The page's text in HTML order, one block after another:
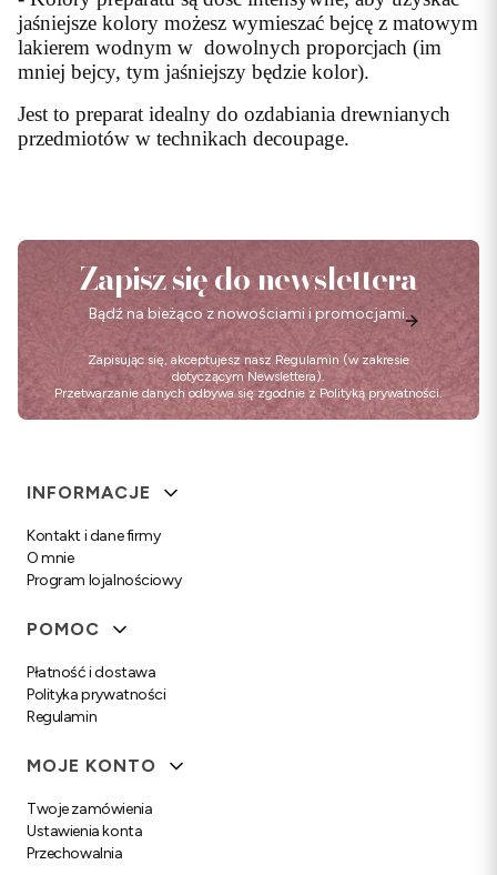
jaśniejsze kolory możesz wymieszać bejcę z matowym
lakierem wodnym w dowolnych proporcjach (im
mniej bejcy, tym jaśniejszy będzie kolor).
Jest to preparat idealny do ozdabiania drewnianych
przedmiotów w technikach decoupage.
Zapisz się do newslettera
Bądź na bieżąco z nowościami i promocjami.
Zapisując się, akceptujesz nasz Regulamin (w zakresie
dotyczącym Newslettera).
Przetwarzanie danych odbywa się zgodnie z Polityką prywatności.
Linki w stopce
INFORMACJE
Kontakt i dane firmy
O mnie
Program lojalnościowy
POMOC
Płatność i dostawa
Polityka prywatności
Regulamin
MOJE KONTO
Twoje zamówienia
Ustawienia konta
Przechowalnia